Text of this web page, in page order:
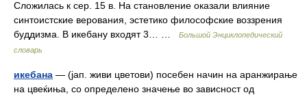
Сложилась к сер. 15 в. На становление оказали влияние
синтоистские верования, эстетико философские воззрения
буддизма. В икебану входят 3… …
Большой Энциклопедический
словарь
икебана — (јап. живи цветови) посебен начин на аранжирање
на цвеќиња, со определено значење во зависност од